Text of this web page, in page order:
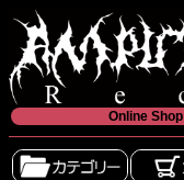
Online Shop